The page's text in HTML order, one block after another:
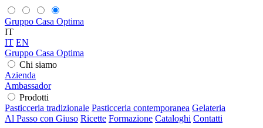
Gruppo Casa Optima
IT
IT EN
Gruppo Casa Optima
Chi siamo
Azienda
Ambassador
Prodotti
Pasticceria tradizionale Pasticceria contemporanea Gelateria
Al Passo con Giuso Ricette Formazione Cataloghi Contatti